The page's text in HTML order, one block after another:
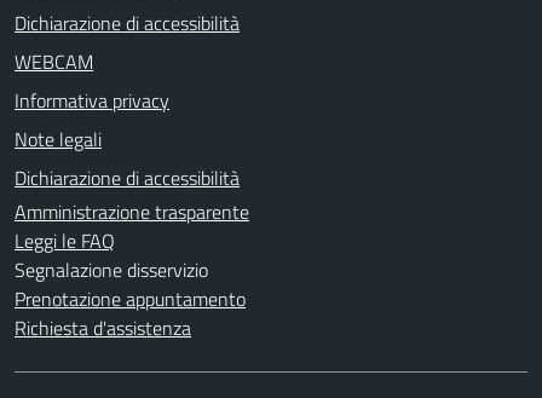
Dichiarazione di accessibilità
WEBCAM
Informativa privacy
Note legali
Dichiarazione di accessibilità
Amministrazione trasparente
Leggi le FAQ
Segnalazione disservizio
Prenotazione appuntamento
Richiesta d'assistenza